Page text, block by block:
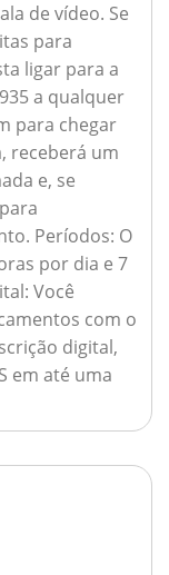
de vídeo. Se
para
ligar para a
a qualquer
para chegar
receberá um
e, se
Períodos: O
por dia e 7
Você
com o
digital,
em até uma